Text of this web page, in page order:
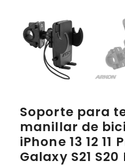
Soporte para
manillar de
iPhone 13 12 11
Galaxy S21 S20